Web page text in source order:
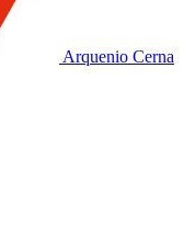
Arquenio Cerna